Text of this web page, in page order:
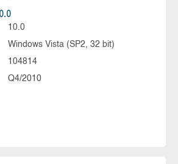
10.0
Windows Vista (SP2, 32 bit)
104814
Q4/2010